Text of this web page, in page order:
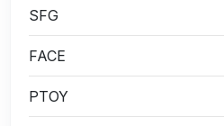
SFG
FACE
PTOY